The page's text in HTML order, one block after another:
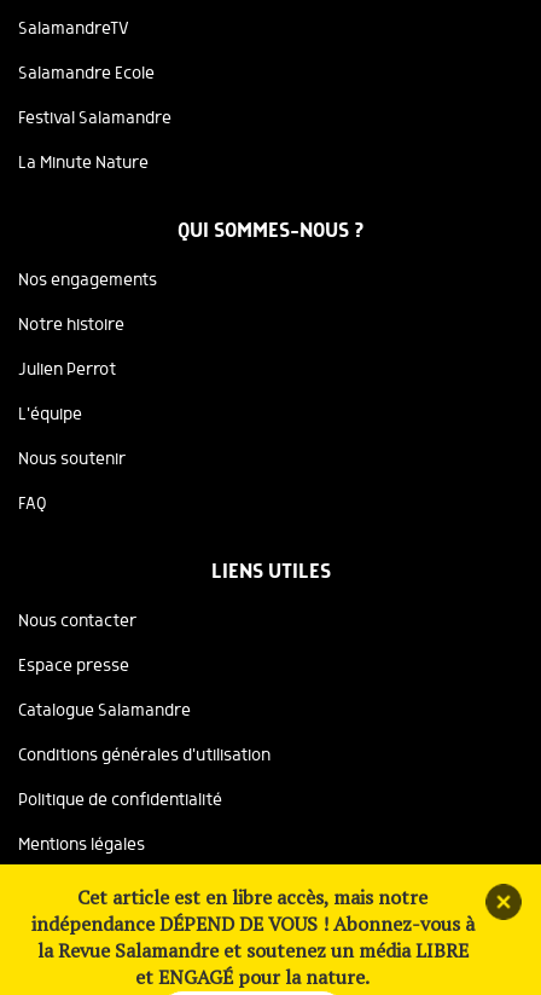
SalamandreTV
Salamandre Ecole
Festival Salamandre
La Minute Nature
QUI SOMMES-NOUS ?
Nos engagements
Notre histoire
Julien Perrot
L'équipe
Nous soutenir
FAQ
LIENS UTILES
Nous contacter
Espace presse
Catalogue Salamandre
Conditions générales d'utilisation
Politique de confidentialité
Mentions légales
Copyright ©2026 Salamandre, tous droits réservés
Site réalisé avec le soutien de
Cet article est en libre accès, mais notre
indépendance DÉPEND DE VOUS ! Abonnez-vous à
la Revue Salamandre et soutenez un média LIBRE
et ENGAGÉ pour la nature.